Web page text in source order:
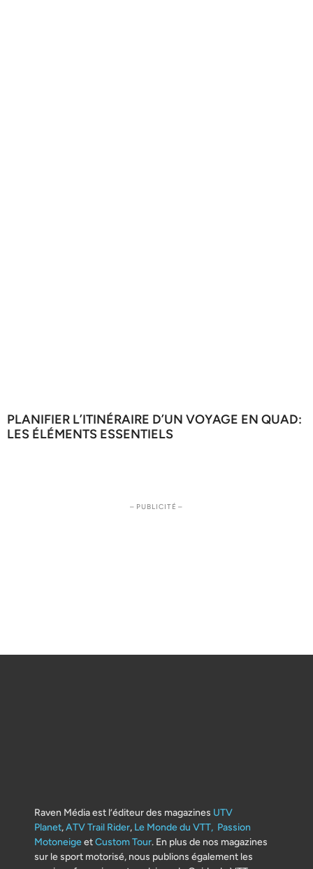
PLANIFIER L’ITINÉRAIRE D’UN VOYAGE EN QUAD:
LES ÉLÉMENTS ESSENTIELS
– PUBLICITÉ –
Raven Média est l’éditeur des magazines UTV
Planet,ATV Trail Rider, Le Monde du VTT, Passion
MotoneigeetCustom Tour. En plus de nos magazines
sur le sport motorisé, nous publions également les